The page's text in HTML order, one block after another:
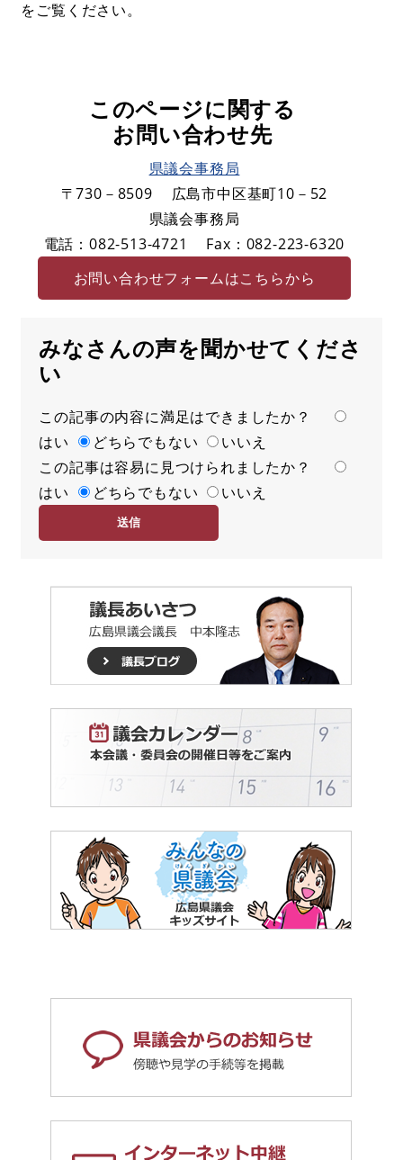
をご覧ください。
このページに関する
お問い合わせ先
県議会事務局
〒730－8509
広島市中区基町10－52
県議会事務局
電話：082-513-4721
Fax：082-223-6320
お問い合わせフォームはこちらから
みなさんの声を聞かせてくださ
い
満
足
度
この記事の内容に満足はできましたか？
はい
どちらでもない
いいえ
容
易
この記事は容易に見つけられましたか？
はい
どちらでもない いいえ